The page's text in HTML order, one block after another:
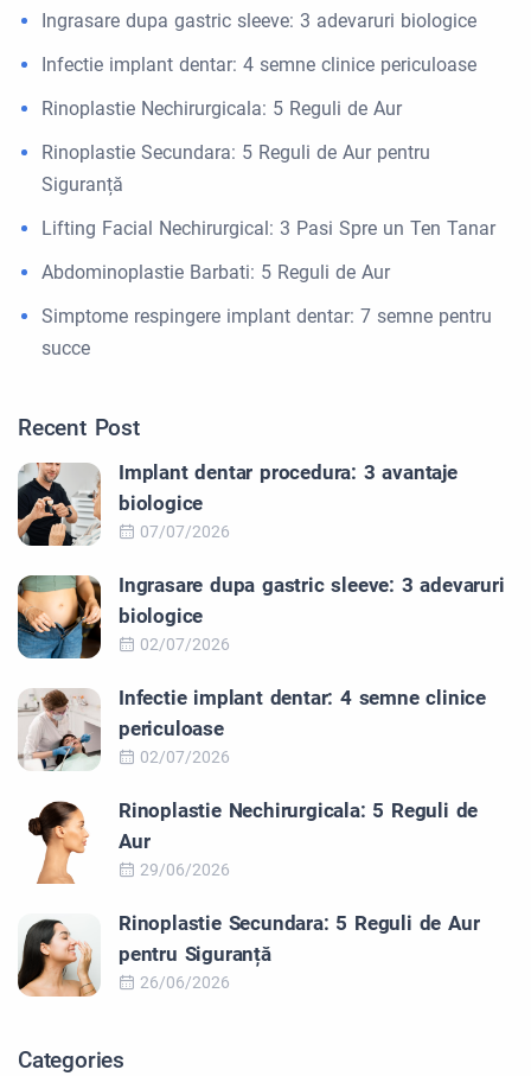
Ingrasare dupa gastric sleeve: 3 adevaruri biologice
Infectie implant dentar: 4 semne clinice periculoase
Rinoplastie Nechirurgicala: 5 Reguli de Aur
Rinoplastie Secundara: 5 Reguli de Aur pentru
Siguranță
Lifting Facial Nechirurgical: 3 Pasi Spre un Ten Tanar
Abdominoplastie Barbati: 5 Reguli de Aur
Simptome respingere implant dentar: 7 semne pentru
succe
Recent Post
Implant dentar procedura: 3 avantaje
biologice
07/07/2026
Ingrasare dupa gastric sleeve: 3 adevaruri
biologice
02/07/2026
Infectie implant dentar: 4 semne clinice
periculoase
02/07/2026
Rinoplastie Nechirurgicala: 5 Reguli de
Aur
29/06/2026
Rinoplastie Secundara: 5 Reguli de Aur
pentru Siguranță
26/06/2026
Categories